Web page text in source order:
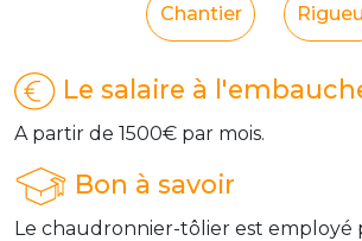
Chantier
Le salaire à
A partir de 1500€ par mois.
Bon à savoir
Le chaudronnier-tôlier est employé